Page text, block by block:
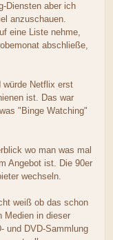
Diensten aber ich
anzuschauen.
eine Liste nehme,
abschließe,
würde Netflix erst
ist. Das war
"Binge Watching"
wo man was mal
Angebot ist. Die 90er
wechseln.
weiß ob das schon
Medien in dieser
und DVD-Sammlung